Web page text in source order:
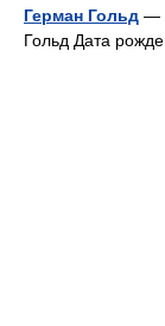
Герман Гольд —
Гольд Дата